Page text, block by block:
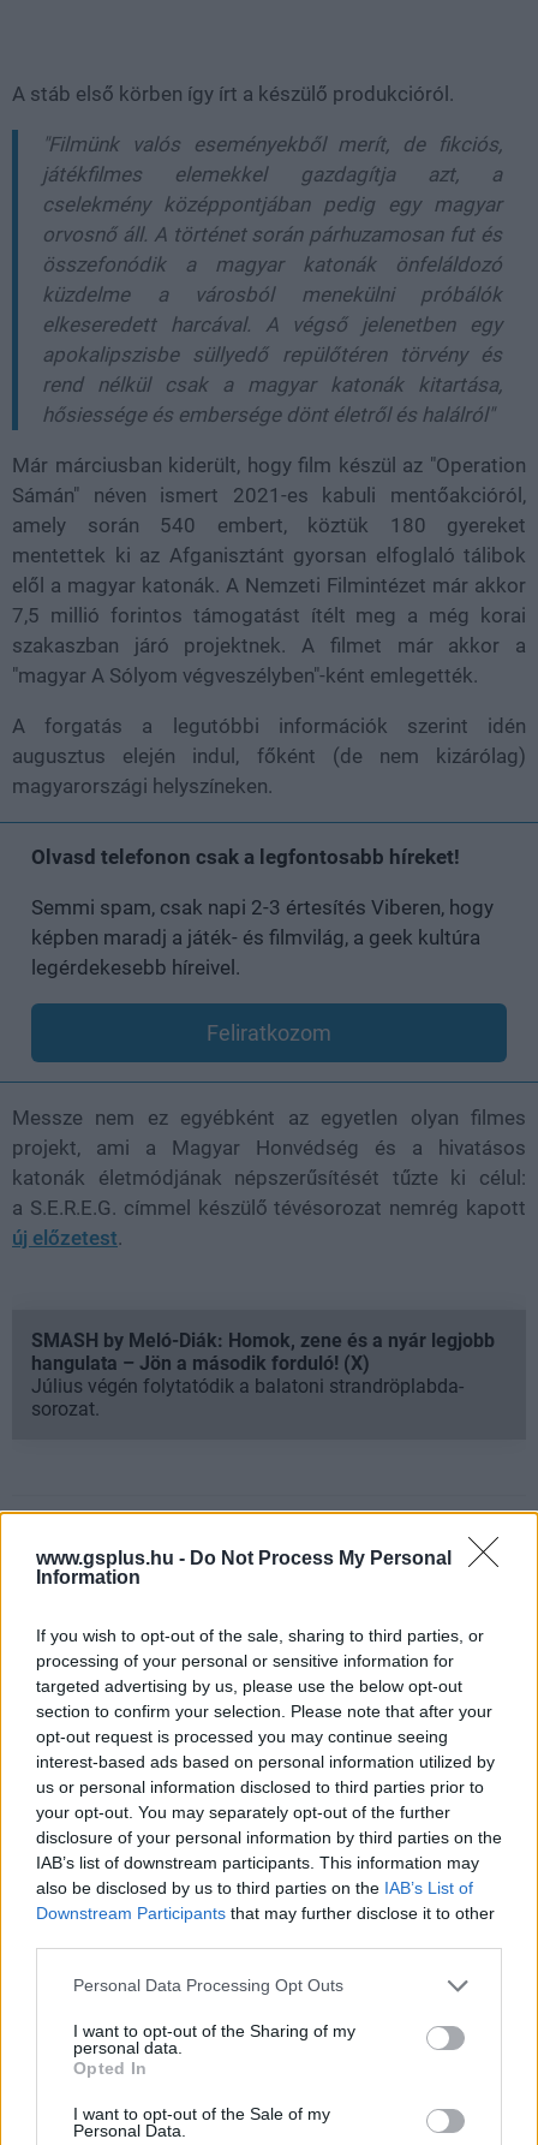
www.gsplus.hu - Do Not Process My Personal
Information
If you wish to opt-out of the sale, sharing to third parties, or
processing of your personal or sensitive information for
targeted advertising by us, please use the below opt-out
section to confirm your selection. Please note that after your
opt-out request is processed you may continue seeing
interest-based ads based on personal information utilized by
us or personal information disclosed to third parties prior to
your opt-out. You may separately opt-out of the further
disclosure of your personal information by third parties on the
IAB’s list of downstream participants. This information may
also be disclosed by us to third parties on the IAB’s List of
Downstream Participants that may further disclose it to other
Please note that this website/app uses one or more Google
not limited to your visit or usage behaviour. You may click to
grant or deny consent to Google and its third-party tags to
use your data for below specified purposes in below Google
consent section.
Personal Data Processing Opt Outs
I want to opt-out of the Sharing of my
personal data.
Opted In
I want to opt-out of the Sale of my
Personal Data.
A stáb első körben így írt a készülő produkcióról.
"Filmünk valós eseményekből merít, de fikciós,
játékfilmes elemekkel gazdagítja azt, a
cselekmény középpontjában pedig egy magyar
orvosnő áll. A történet során párhuzamosan fut és
összefonódik a magyar katonák önfeláldozó
küzdelme a városból menekülni próbálók
elkeseredett harcával. A végső jelenetben egy
apokalipszisbe süllyedő repülőtéren törvény és
rend nélkül csak a magyar katonák kitartása,
hősiessége és embersége dönt életről és halálról"
Már márciusban kiderült, hogy film készül az "Operation
Sámán" néven ismert 2021-es kabuli mentőakcióról,
amely során 540 embert, köztük 180 gyereket
mentettek ki az Afganisztánt gyorsan elfoglaló tálibok
elől a magyar katonák. A Nemzeti Filmintézet már akkor
7,5 millió forintos támogatást ítélt meg a még korai
szakaszban járó projektnek. A filmet már akkor a
"magyar A Sólyom végveszélyben"-ként emlegették.
A forgatás a legutóbbi információk szerint idén
augusztus elején indul, főként (de nem kizárólag)
magyarországi helyszíneken.
Olvasd telefonon csak a legfontosabb híreket!
Semmi spam, csak napi 2-3 értesítés Viberen, hogy
képben maradj a játék- és filmvilág, a geek kultúra
legérdekesebb híreivel.
Feliratkozom
Messze nem ez egyébként az egyetlen olyan filmes
projekt, ami a Magyar Honvédség és a hivatásos
katonák életmódjának népszerűsítését tűzte ki célul:
a S.E.R.E.G. címmel készülő tévésorozat nemrég kapott
új előzetest.
SMASH by Meló-Diák: Homok, zene és a nyár legjobb
hangulata – Jön a második forduló! (X)
Július végén folytatódik a balatoni strandröplabda-
sorozat.
Hozzászólások
Az Elden Ring: Shadow of the
Erdtree DLC már most a 2024-
es év bajnoka, és ez nem
minden
2024 június 19. 17:01